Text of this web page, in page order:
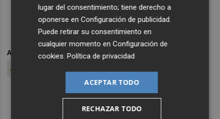
ARCHIVADO EN
SELECCIÓN ESPAÑOLA BALONCESTO
JORGE GARBAJOSA
lugar del consentimiento; tiene derecho a
oponerse enConfiguración de publicidad.
Puede retirar su consentimiento en
cualquier momento enConfiguración de
cookies.Política de privacidad
ACEPTAR TODO
RECHAZAR TODO